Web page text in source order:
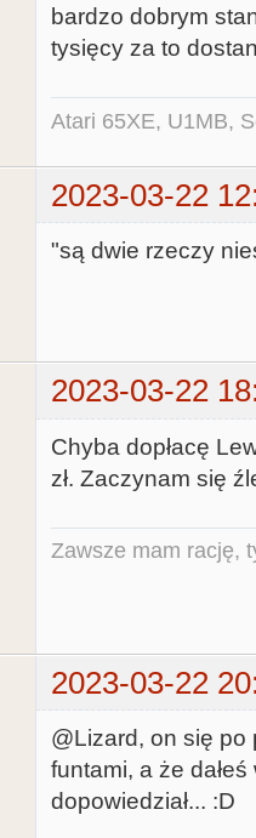
bardzo dobrym
tysięcy za to
Atari 65XE, U1MB,
2023-03-22
"są dwie rzeczy
2023-03-22
Chyba dopłacę
zł. Zaczynam się
Zawsze mam rację,
2023-03-22
@Lizard, on się po
funtami, a że dałeś
dopowiedział... :D